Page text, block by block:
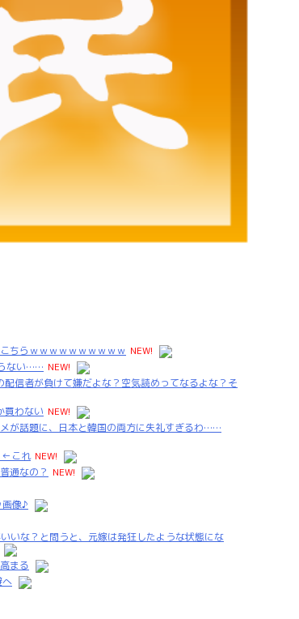
ちらｗｗｗｗｗｗｗｗｗｗ NEW!
ない…… NEW!
信者が負けて嫌だよな？空気読めってなるよな？そ
買わない NEW!
が話題に、日本と韓国の両方に失礼すぎるわ……
←これ NEW!
通なの？ NEW!
像♪
いな？と問うと、元嫁は発狂したような状態にな
まる
へ